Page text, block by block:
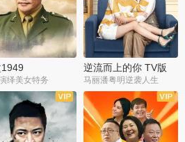
绎美女特务
逆流而上的你 TV版
马丽潘粤明逆袭人生
全35集